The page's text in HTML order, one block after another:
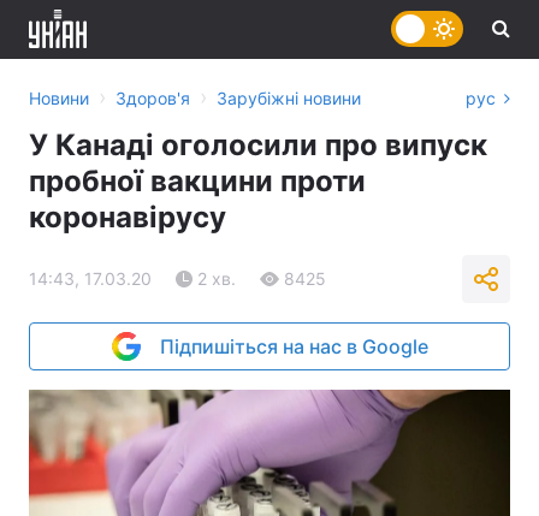
Новини › Здоров'я › Зарубіжні новини рус
У Канаді оголосили про випуск
пробної вакцини проти
коронавірусу
14:43, 17.03.20 2 хв. 8425
Підпишіться на нас в Google